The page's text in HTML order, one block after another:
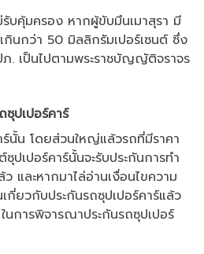
บคุ้มครอง หากผู้ขับมึนเมาสุรา มี
นกว่า 50 มิลลิกรัมเปอร์เซนต์ ซึ่ง
. เป็นไปตามพระราชบัญญัติจราจร
ปเปอร์คาร์
ร์นั้น โดยส่วนใหญ่แล้วรถที่มีราคา
ปเปอร์คาร์นั้นจะรับประกันการทำ
และหากมาไล่อ่านเงื่อนไขความ
กี่ยวกับประกันรถซุปเปอร์คาร์แล้ว
การพิจารณาประกันรถซุปเปอร์